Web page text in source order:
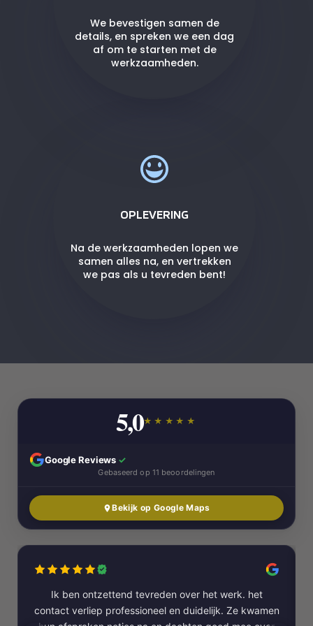
We bevestigen samen de
details, en spreken we een dag
af om te starten met de
werkzaamheden.
OPLEVERING
Na de werkzaamheden lopen we
samen alles na, en vertrekken
we pas als u tevreden bent!
5,0★★★★★
Google Reviews ✓
Gebaseerd op 11 beoordelingen
Bekijk op Google Maps
Ik ben ontzettend tevreden over het werk. het
contact verliep professioneel en duidelijk. Ze kwamen